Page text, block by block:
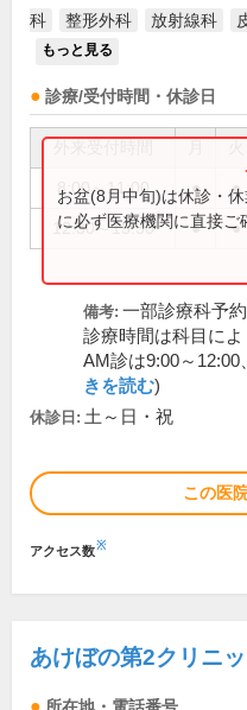
科
整形外科 放射線科
もっと見る
診療/受付時間・休診日
8:00～11:00 ● ●
12:30～15:30 ● ●
お盆(8月中旬)は休診・
に必ず医療機関に直接ご
備考: 一部診療科予約
診療時間は科目によ
AM診は9:00～
きを読む)
休診日: 土～日・祝
この医
アクセス数※
あけぼの第2クリニ